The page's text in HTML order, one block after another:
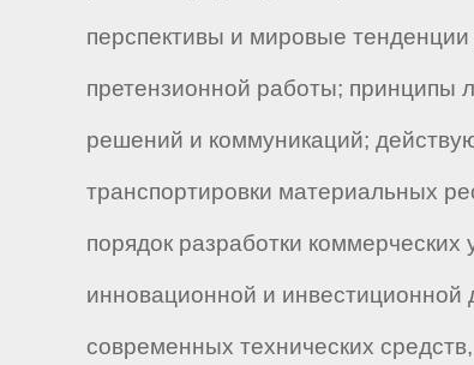
перспективы и мировые тенденции
претензионной работы; принципы
решений и коммуникаций;
транспортировки материальных
порядок разработки
инновационной и инвестиционной
современных технических